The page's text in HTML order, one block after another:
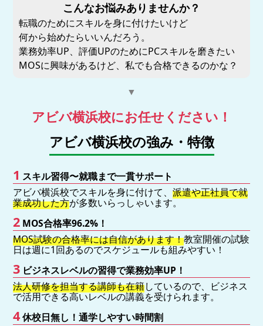
こんなお悩みありませんか？
転職のためにスキルを身に付けたいけど
何から始めたらいいんだろう。
業務効率UP、評価UPのためにPCスキルを磨きたい
MOSに興味があるけど、私でも合格できるのかな？
▼
アビバ横浜校にお任せください！
アビバ横浜校の強み・特徴
1 スキル習得〜就職まで一貫サポート
アビバ横浜校でスキルを身に付けて、派遣や正社員で就
業成功した方が多数いらっしゃいます。
2 MOS合格率96.2%！
MOS試験の合格率には自信があります！教室開催の試験
日は週に1回あるのでスケジュールも組みやすい！
3 ビジネスレベルの習得で業務効率UP！
法人研修を担当する講師も在籍しているので、ビジネス
で活用できる高いレベルの講義を受けられます。
4休校日無し！通学しやすい時間割